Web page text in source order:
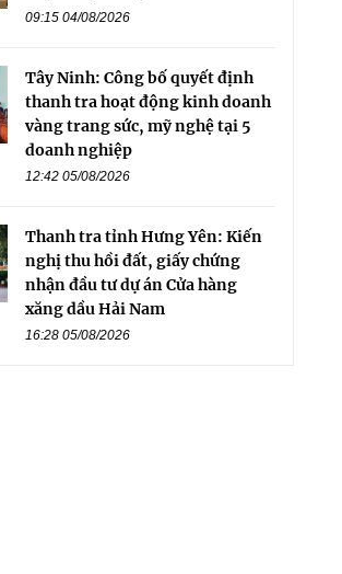
09:15 04/08/2026
Tây Ninh: Công bố quyết định
thanh tra hoạt động kinh doanh
vàng trang sức, mỹ nghệ tại 5
doanh nghiệp
12:42 05/08/2026
Thanh tra tỉnh Hưng Yên: Kiến
nghị thu hồi đất, giấy chứng
nhận đầu tư dự án Cửa hàng
xăng dầu Hải Nam
16:28 05/08/2026